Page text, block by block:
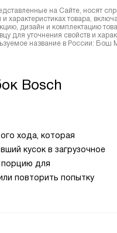
на Сайте, носят
характеристиках товара,
дизайн и комплектацию
для уточнения свойств и
название в России: Бош
Bosch
хода, которая
кусок в загрузочное
для
повторить попытку